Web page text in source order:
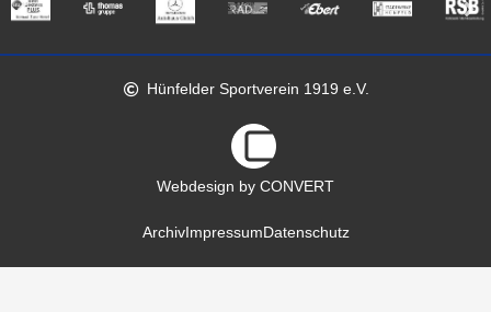
Hünfelder Sportverein 1919 e.V.
Webdesign by CONVERT
ArchivImpressumDatenschutz